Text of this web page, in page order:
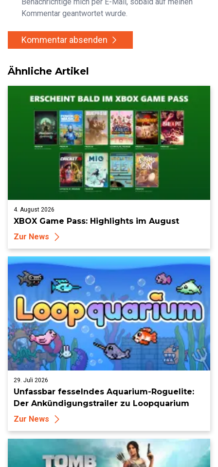
Kommentar geantwortet wurde.
Kommentar absenden
Ähnliche Artikel
4. August 2026
XBOX Game Pass: Highlights im August
Zur News
29. Juli 2026
Unfassbar fesselndes Aquarium-Roguelite:
Der Ankündigungstrailer zu Loopquarium
Zur News